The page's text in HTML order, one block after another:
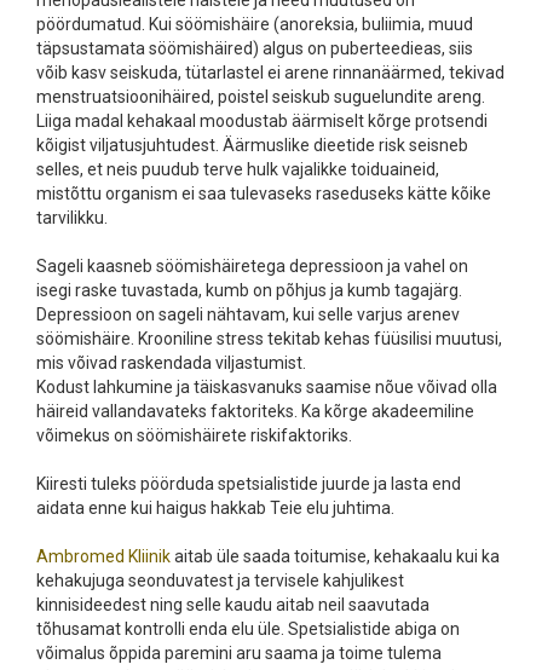
pöördumatud. Kui söömishäire (anoreksia, buliimia, muud
täpsustamata söömishäired) algus on puberteedieas, siis
võib kasv seiskuda, tütarlastel ei arene rinnanäärmed, tekivad
menstruatsioonihäired, poistel seiskub suguelundite areng.
Liiga madal kehakaal moodustab äärmiselt kõrge protsendi
kõigist viljatusjuhtudest. Äärmuslike dieetide risk seisneb
selles, et neis puudub terve hulk vajalikke toiduaineid,
mistõttu organism ei saa tulevaseks raseduseks kätte kõike
tarvilikku.
Sageli kaasneb söömishäiretega depressioon ja vahel on
isegi raske tuvastada, kumb on põhjus ja kumb tagajärg.
Depressioon on sageli nähtavam, kui selle varjus arenev
söömishäire. Krooniline stress tekitab kehas füüsilisi muutusi,
mis võivad raskendada viljastumist.
Kodust lahkumine ja täiskasvanuks saamise nõue võivad olla
häireid vallandavateks faktoriteks. Ka kõrge akadeemiline
võimekus on söömishäirete riskifaktoriks.
Kiiresti tuleks pöörduda spetsialistide juurde ja lasta end
aidata enne kui haigus hakkab Teie elu juhtima.
Ambromed Kliinikaitab üle saada toitumise, kehakaalu kui ka
kehakujuga seonduvatest ja tervisele kahjulikest
kinnisideedest ning selle kaudu aitab neil saavutada
tõhusamat kontrolli enda elu üle. Spetsialistide abiga on
võimalus õppida paremini aru saama ja toime tulema